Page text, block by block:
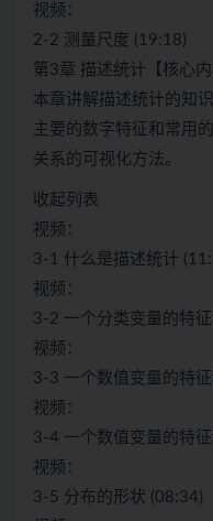
视频：
2-2 测量尺度 (19:18)
第3章 描述统计【核心
本章讲解描述统计的知
主要的数字特征和常用
关系的可视化方法。
收起列表
视频：
3-1 什么是描述统计
视频：
3-2 一个分类变量的特
视频：
3-3 一个数值变量的特
视频：
3-4 一个数值变量的特
视频：
3-5 分布的形状 (08:34)